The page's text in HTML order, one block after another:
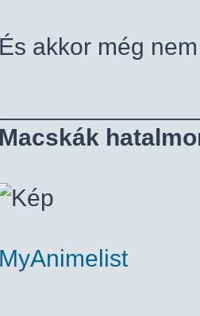
És akkor még
Macskák
MyAnimelist